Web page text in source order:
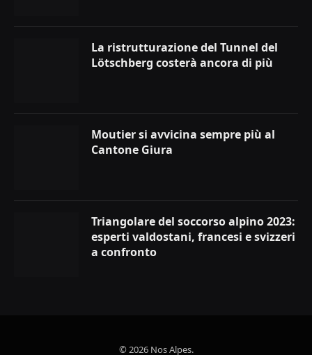
La ristrutturazione del Tunnel del
Lötschberg costerà ancora di più
Moutier si avvicina sempre più al
Cantone Giura
Triangolare del soccorso alpino 2023:
esperti valdostani, francesi e svizzeri
a confronto
© 2026 Nos Alpes.